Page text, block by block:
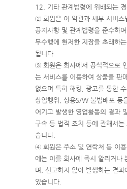
12. 기타 관계법령에 위배되는
② 회원은 이 약관과 세부 서비스
공지사항 및 관계법령을 준수하
무수행에 현저한 지장을 초래하
됩니다.
③ 회원은 회사에서 공식적으로
는 서비스를 이용하여 상품을 판
없으며 특히 해킹, 광고를 통한
상업행위, 상용S/W 불법배포 등
어기고 발생한 영업활동의 결과
구속 등 법적 조치 등에 관해서
습니다.
④ 회원은 주소 및 연락처 등 이
에는 이를 회사에 즉시 알리거나
며, 신고하지 않아 발생하는 결과
있습니다.